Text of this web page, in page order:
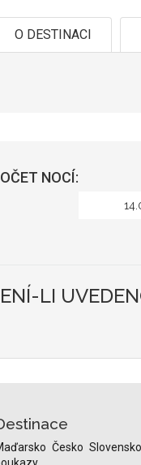
O DESTINACI
NOCÍ:
LI
Česko Slovensko